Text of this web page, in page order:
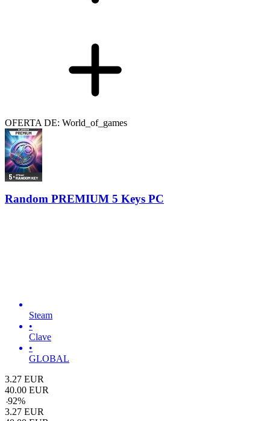
OFERTA DE: World_of_games
Random PREMIUM 5 Keys PC
Steam
•
Clave
•
GLOBAL
3.27 EUR
40.00 EUR
-92%
3.27 EUR